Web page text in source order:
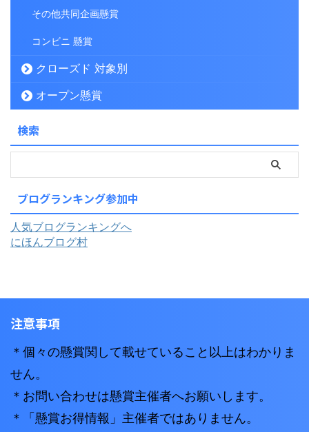
その他共同企画懸賞
コンビニ 懸賞
クローズド 対象別
オープン懸賞
検索
ブログランキング参加中
人気ブログランキングへ
にほんブログ村
注意事項
＊個々の懸賞関して載せていること以上はわかりま
せん。
＊お問い合わせは懸賞主催者へお願いします。
＊「懸賞お得情報」主催者ではありません。